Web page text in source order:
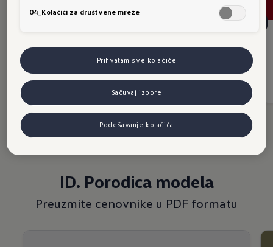
T-Cross PA
Cenovnik
ID. Porodica modela
Preuzmite cenovnike u PDF formatu
04_Kolačići za društvene mreže
Prihvatam sve kolačiće
Sačuvaj izbore
Podešavanje kolačića